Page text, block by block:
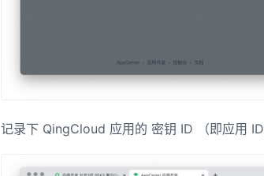
记录下 QingCloud 应用的 密钥 ID （即应用 ID